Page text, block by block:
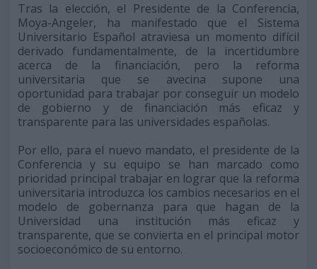
Tras la elección, el Presidente de la Conferencia,
Moya-Angeler, ha manifestado que el Sistema
Universitario Español atraviesa un momento difícil
derivado fundamentalmente, de la incertidumbre
acerca de la financiación, pero la reforma
universitaria que se avecina supone una
oportunidad para trabajar por conseguir un modelo
de gobierno y de financiación más eficaz y
transparente para las universidades españolas.
Por ello, para el nuevo mandato, el presidente de la
Conferencia y su equipo se han marcado como
prioridad principal trabajar en lograr que la reforma
universitaria introduzca los cambios necesarios en el
modelo de gobernanza para que hagan de la
Universidad una institución más eficaz y
transparente, que se convierta en el principal motor
socioeconómico de su entorno.